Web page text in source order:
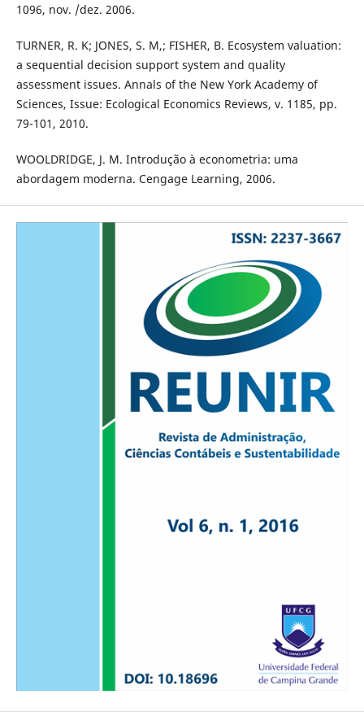
1096, nov. /dez. 2006.
TURNER, R. K; JONES, S. M,; FISHER, B. Ecosystem valuation:
a sequential decision support system and quality
assessment issues. Annals of the New York Academy of
Sciences, Issue: Ecological Economics Reviews, v. 1185, pp.
79-101, 2010.
WOOLDRIDGE, J. M. Introdução à econometria: uma
abordagem moderna. Cengage Learning, 2006.